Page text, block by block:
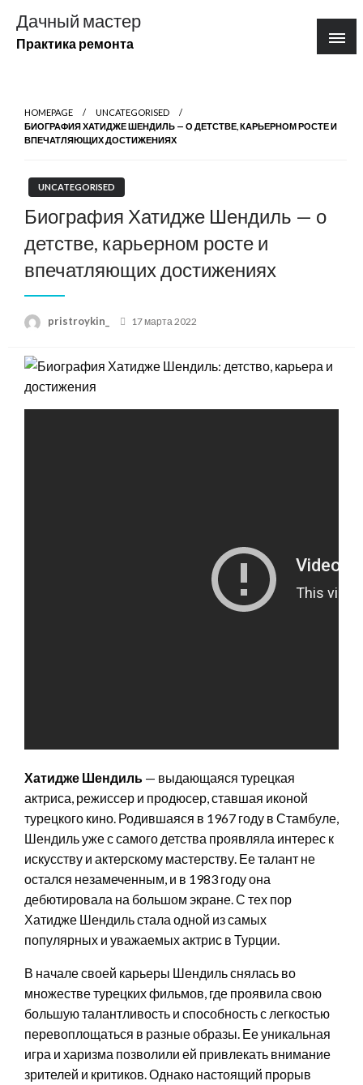
содержимому
Дачный мастер
Практика ремонта
HOMEPAGE
UNCATEGORISED
БИОГРАФИЯ ХАТИДЖЕ ШЕНДИЛЬ — О ДЕТСТВЕ, КАРЬЕРНОМ РОСТЕ И
ВПЕЧАТЛЯЮЩИХ ДОСТИЖЕНИЯХ
UNCATEGORISED
Биография Хатидже Шендиль — о
детстве, карьерном росте и
впечатляющих достижениях
pristroykin_
Posted
17 марта 2022
Хатидже Шендиль — выдающаяся турецкая
актриса, режиссер и продюсер, ставшая иконой
турецкого кино. Родившаяся в 1967 году в Стамбуле,
Шендиль уже с самого детства проявляла интерес к
искусству и актерскому мастерству. Ее талант не
остался незамеченным, и в 1983 году она
дебютировала на большом экране. С тех пор
Хатидже Шендиль стала одной из самых
популярных и уважаемых актрис в Турции.
В начале своей карьеры Шендиль снялась во
множестве турецких фильмов, где проявила свою
большую талантливость и способность с легкостью
перевоплощаться в разные образы. Ее уникальная
игра и харизма позволили ей привлекать внимание
зрителей и критиков. Однако настоящий прорыв